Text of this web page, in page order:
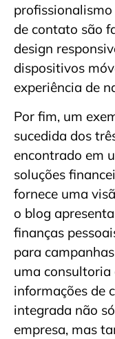
de contato são
design
dispositivos
experiência de
Por fim, um
sucedida dos
encontrado em
soluções
fornece uma
o blog
finanças
para
uma
informações de
integrada não
empresa, mas